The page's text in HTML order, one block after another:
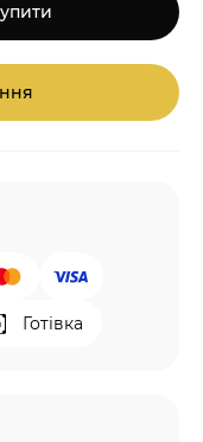
Готівка